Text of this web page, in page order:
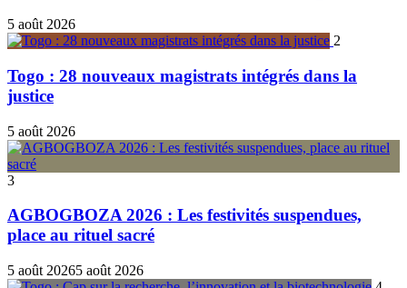
5 août 2026
2
Togo : 28 nouveaux magistrats intégrés dans la
justice
5 août 2026
3
AGBOGBOZA 2026 : Les festivités suspendues,
place au rituel sacré
5 août 20265 août 2026